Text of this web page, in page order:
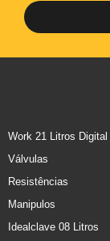
Work 21 Litros Digital
Válvulas
Resistências
Manipulos
Idealclave 08 Litros